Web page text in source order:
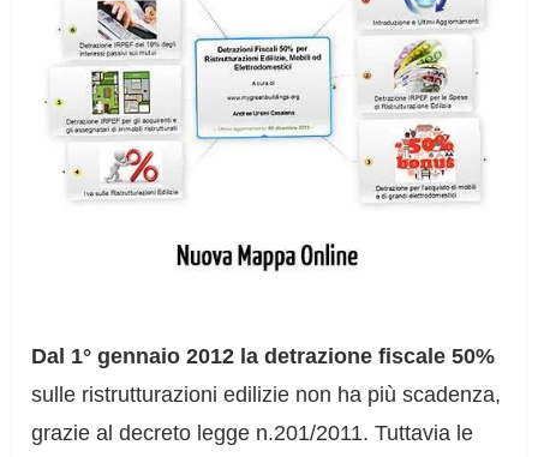
Dal 1° gennaio 2012 la detrazione fiscale 50%
sulle ristrutturazioni edilizie non ha più scadenza,
grazie al decreto legge n.201/2011. Tuttavia le